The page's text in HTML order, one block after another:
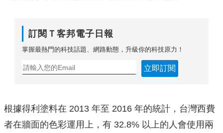
訂閱Ｔ客邦電子日報
掌握最熱門的科技話題、網路動態，升級你的科技原力！
立即訂閱
根據得利塗料在 2013 年至 2016 年的統計，台灣西費
者在牆面的色彩運用上，有 32.8% 以上的人會使用兩